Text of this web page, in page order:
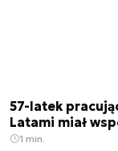
57-latek
Latami miał
1 min.